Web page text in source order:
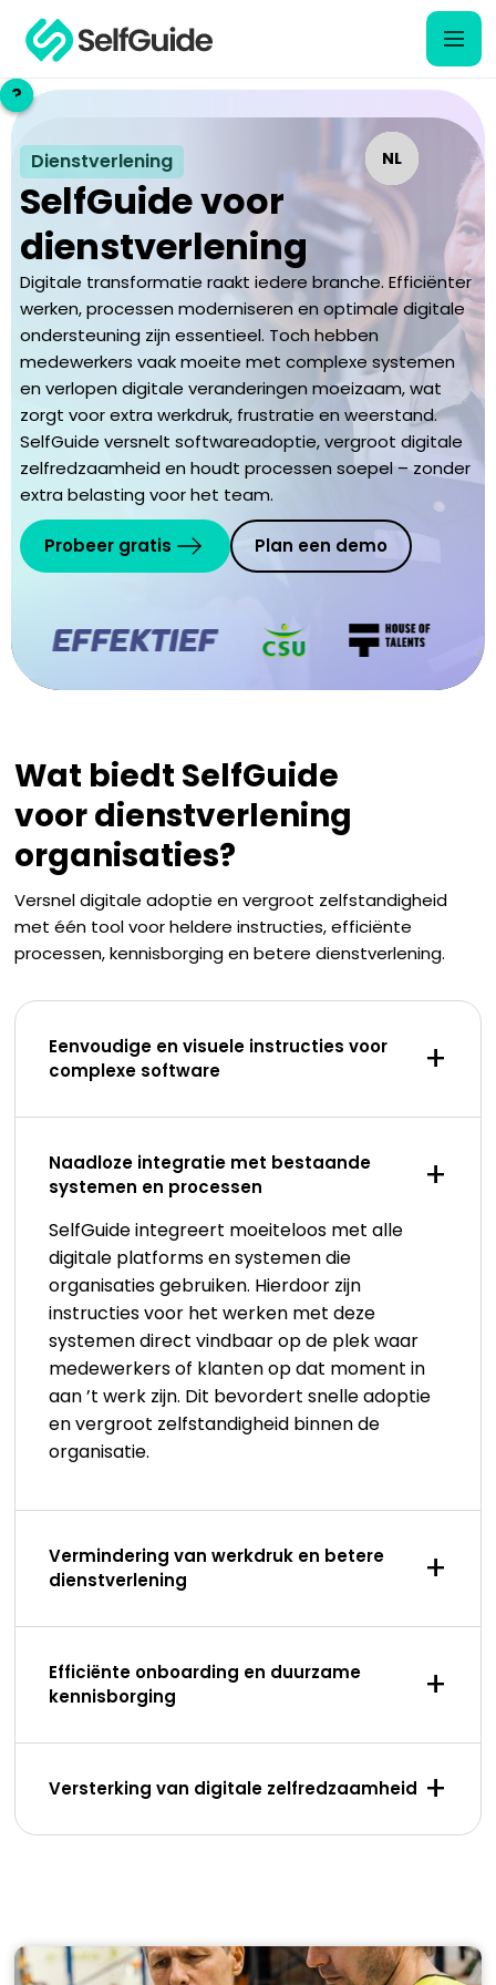
NL
EN
?
NL
EN
?
Dienstverlening
SelfGuide voor
dienstverlening
Digitale transformatie raakt iedere branche. Efficiënter
werken, processen moderniseren en optimale digitale
ondersteuning zijn essentieel. Toch hebben
medewerkers vaak moeite met complexe systemen
en verlopen digitale veranderingen moeizaam, wat
zorgt voor extra werkdruk, frustratie en weerstand.
SelfGuide versnelt softwareadoptie, vergroot digitale
zelfredzaamheid en houdt processen soepel – zonder
extra belasting voor het team.
Probeer gratis Plan een demo
Wat biedt SelfGuide
voordienstverlening
organisaties?
Versnel digitale adoptie en vergroot zelfstandigheid
met één tool voor heldere instructies, efficiënte
processen, kennisborging en betere dienstverlening.
Eenvoudige en visuele instructies voor
complexe software
+
Naadloze integratie met bestaande
systemen en processen
+
SelfGuide integreert moeiteloos met alle
digitale platforms en systemen die
organisaties gebruiken. Hierdoor zijn
instructies voor het werken met deze
systemen direct vindbaar op de plek waar
medewerkers of klanten op dat moment in
aan ’t werk zijn. Dit bevordert snelle adoptie
en vergroot zelfstandigheid binnen de
organisatie.
Vermindering van werkdruk en betere
dienstverlening
+
Efficiënte onboarding en duurzame
kennisborging
+
Versterking van digitale zelfredzaamheid +